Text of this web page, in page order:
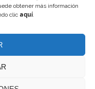
obtener más información
clic aquí.
Santiago.